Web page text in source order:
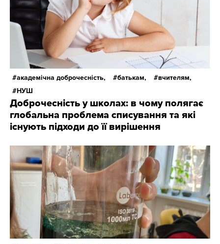
академічна доброчесність, батькам,
вчителям,
НУШ
Доброчесність у школах: в чому полягає
глобальна проблема списування та які
існують підходи до її вирішення